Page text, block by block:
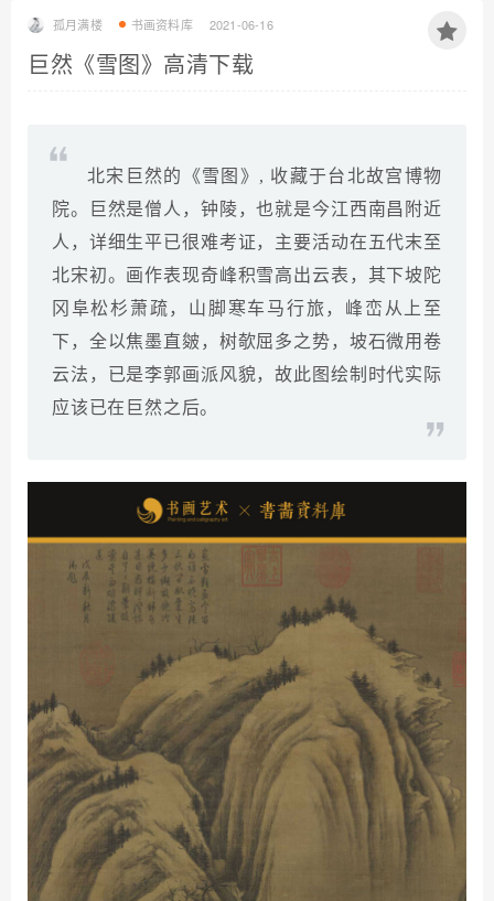
孤月满楼 书画资料库 2021-06-16
巨然《雪图》高清下载
北宋巨然的《雪图》, 收藏于台北故宫博物
院。巨然是僧人，钟陵，也就是今江西南昌附近
人，详细生平已很难考证，主要活动在五代末至
北宋初。画作表现奇峰积雪高出云表，其下坡陀
冈阜松杉萧疏，山脚寒车马行旅，峰峦从上至
下，全以焦墨直皴，树欹屈多之势，坡石微用卷
云法，已是李郭画派风貌，故此图绘制时代实际
应该已在巨然之后。